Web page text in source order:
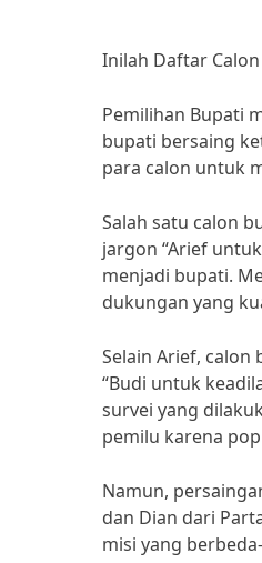
Inilah Daftar
Pemilihan Bupati
bupati bersaing
para calon untuk
Salah satu calon
jargon “Arief
menjadi bupati.
dukungan yang
Selain Arief, calon
“Budi untuk
survei yang
pemilu karena
Namun,
dan Dian dari
misi yang